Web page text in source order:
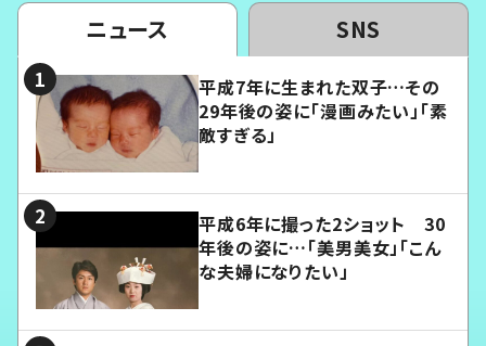
ニュース SNS
平成7年に生まれた双子…その
29年後の姿に「漫画みたい」「素
敵すぎる」
平成6年に撮った2ショット 30
年後の姿に…「美男美女」「こん
な夫婦になりたい」